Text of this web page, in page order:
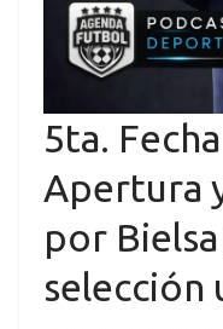
5ta.
Apertura
por
selección